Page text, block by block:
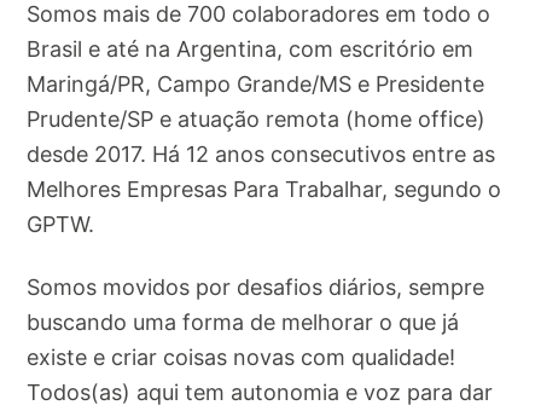
Somos mais de 700 colaboradores em todo o
Brasil e até na Argentina, com escritório em
Maringá/PR, Campo Grande/MS e Presidente
Prudente/SP e atuação remota (home office)
desde 2017. Há 12 anos consecutivos entre as
Melhores Empresas Para Trabalhar, segundo o
GPTW.
Somos movidos por desafios diários, sempre
buscando uma forma de melhorar o que já
existe e criar coisas novas com qualidade!
Todos(as) aqui tem autonomia e voz para dar